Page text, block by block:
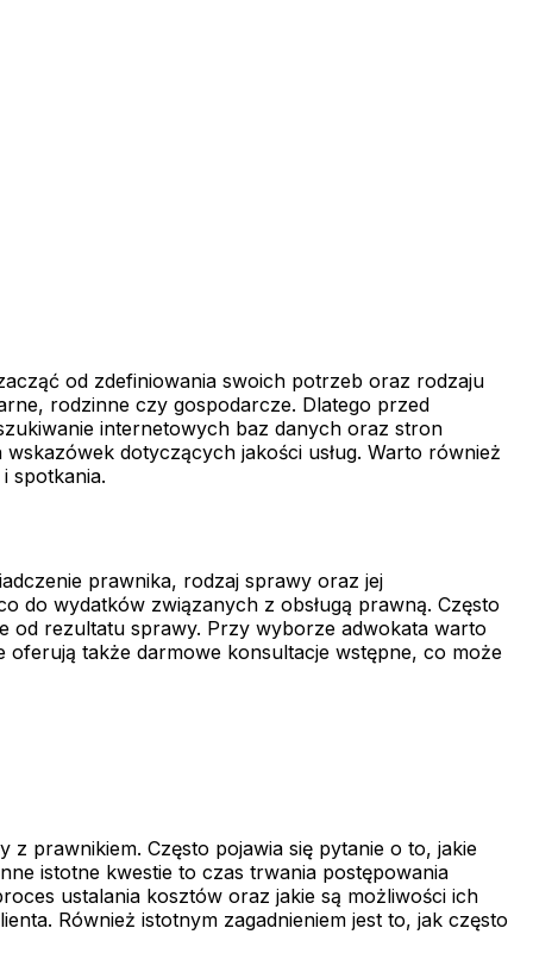
od zdefiniowania swoich potrzeb oraz rodzaju
rodzinne czy gospodarcze. Dlatego przed
internetowych baz danych oraz stron
dotyczących jakości usług. Warto również
spotkania.
prawnika, rodzaj sprawy oraz jej
do wydatków związanych z obsługą prawną. Często
od rezultatu sprawy. Przy wyborze adwokata warto
także darmowe konsultacje wstępne, co może
prawnikiem. Często pojawia się pytanie o to, jakie
istotne kwestie to czas trwania postępowania
ustalania kosztów oraz jakie są możliwości ich
Również istotnym zagadnieniem jest to, jak często